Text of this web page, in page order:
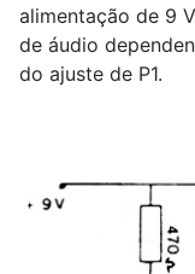
alimentação de 9
de áudio
do ajuste de P1.